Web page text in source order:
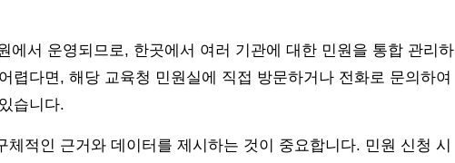
에서 운영되므로, 한곳에서 여러 기관에 대한 민원을 통합 관리하
렵다면, 해당 교육청 민원실에 직접 방문하거나 전화로 문의하여
습니다.
체적인 근거와 데이터를 제시하는 것이 중요합니다. 민원 신청 시